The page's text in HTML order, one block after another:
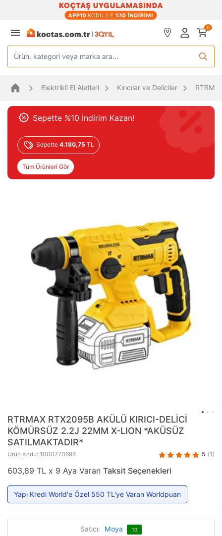
0
Ürün, kategori veya marka ara...
Elektrikli El Aletleri Kırıcılar ve Deliciler
Sepette %10 İndirim Kazan!
Sepette 4.180,75 TL
Tüm Ürünleri Gör
RTRMAX RTX2095B AKÜLÜ KIRICI-DELİCİ
KÖMÜRSÜZ 2.2J 22MM X-LION *AKÜSÜZ
SATILMAKTADIR*
Ürün Kodu: 1000773694 5 (1)
603,89 TL x 9 Aya Varan Taksit Seçenekleri
Yapı Kredi World'e Özel 550 TL'ye Varan Worldpuan
Satıcı: Moya 10